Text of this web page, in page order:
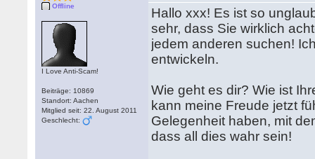
Offline
I Love Anti-Scam!
Beiträge: 10869
Standort: Aachen
Mitglied seit: 22. August 2011
Geschlecht:
Hallo xxx! Es ist so
sehr, dass Sie wirklich
jedem anderen suchen!
entwickeln.
Wie geht es dir? Wie ist
kann meine Freude jetzt
Gelegenheit haben, mit
dass all dies wahr sein!